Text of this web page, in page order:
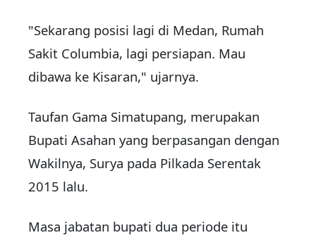
"Sekarang posisi lagi di Medan, Rumah
Sakit Columbia, lagi persiapan. Mau
dibawa ke Kisaran," ujarnya.
Taufan Gama Simatupang, merupakan
Bupati Asahan yang berpasangan dengan
Wakilnya, Surya pada Pilkada Serentak
2015 lalu.
Masa jabatan bupati dua periode itu